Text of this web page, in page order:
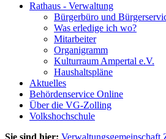
Rathaus - Verwaltung
Bürgerbüro und
Was erledige ich wo?
Mitarbeiter
Organigramm
Kulturraum Ampertal e.V.
Haushaltspläne
Aktuelles
Behördenservice Online
Über die VG-Zolling
Volkshochschule
Sie sind hier: Verwaltungsgemeinschaft